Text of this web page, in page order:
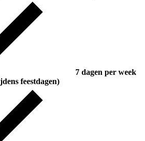
7 dagen per week
feestdagen)